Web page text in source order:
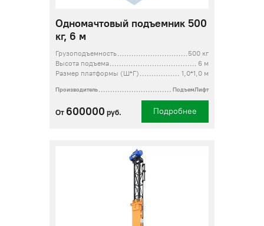
Одномачтовый подъемник 500
кг, 6 м
Грузоподъемность
500 кг
Высота подъема
6 м
Размер платформы (Ш*Г)
1,0*1,0 м
Производитель ПодъемЛифт
От 600000 руб. Подробнее